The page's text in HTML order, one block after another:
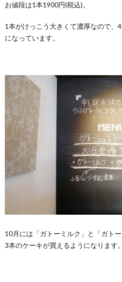
お値段は1本1900円(税込)。
1本がけっこう大きくて濃厚なので、
になっています。
10月には「ガトーミルク」と「ガト
3本のケーキが買えるようになります。